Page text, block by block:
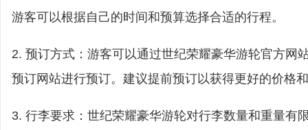
游客可以根据自己的时间和预算选择合适的行程。
2. 预订方式：游客可以通过世纪荣耀豪华游轮官方网
预订网站进行预订。建议提前预订以获得更好的价格
3. 行李要求：世纪荣耀豪华游轮对行李数量和重量有